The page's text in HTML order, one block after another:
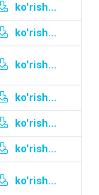
ko'rish...
ko'rish...
ko'rish...
ko'rish...
ko'rish...
ko'rish...
ko'rish...